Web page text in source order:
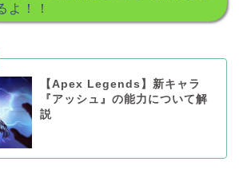
よ！！
【Apex Legends】新キャラ
『アッシュ』の能力について解
説